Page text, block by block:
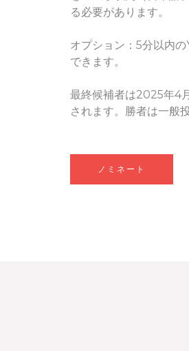
る必要があります。
オプション：5分以内
できます。
最終候補者は2025年4
されます。勝者は一般
ノミネート